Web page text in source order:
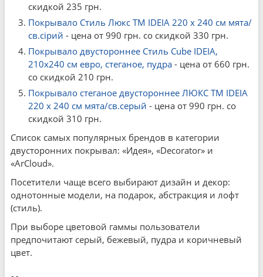
скидкой 235 грн.
Покрывало Стиль Люкс TM IDEIA 220 x 240 см мята/
св.сірий - цена от 990 грн. со скидкой 330 грн.
Покрывало двустороннее Стиль Cube IDEIA,
210x240 см евро, стеганое, пудра - цена от 660 грн.
со скидкой 210 грн.
Покрывало стеганое двустороннее ЛЮКС TM IDEIA
220 x 240 см мята/св.серый - цена от 990 грн. со
скидкой 310 грн.
Список самых популярных брендов в категории
двусторонних покрывал: «Идея», «Decorator» и
«ArCloud».
Посетители чаще всего выбирают дизайн и декор:
однотонные модели, на подарок, абстракция и лофт
(стиль).
При выборе цветовой гаммы пользователи
предпочитают серый, бежевый, пудра и коричневый
цвет.